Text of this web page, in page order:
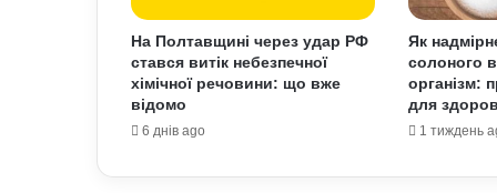
На Полтавщині через удар РФ
стався витік небезпечної
хімічної речовини: що вже
відомо
6 днів ago
Як
солоного
організм:
для
1 тиждень